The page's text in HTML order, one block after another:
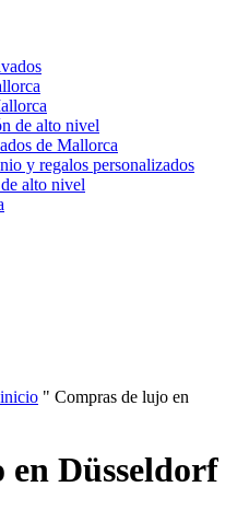
de alto nivel
de Mallorca
y regalos personalizados
alto nivel
" Compras de lujo en
Düsseldorf